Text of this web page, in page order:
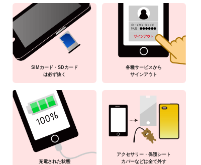
SIMカード・SDカード
は必ず抜く
各種サービスから
サインアウト
充電された状態
アクセサリー・保護シート
カバーなどは全て外す